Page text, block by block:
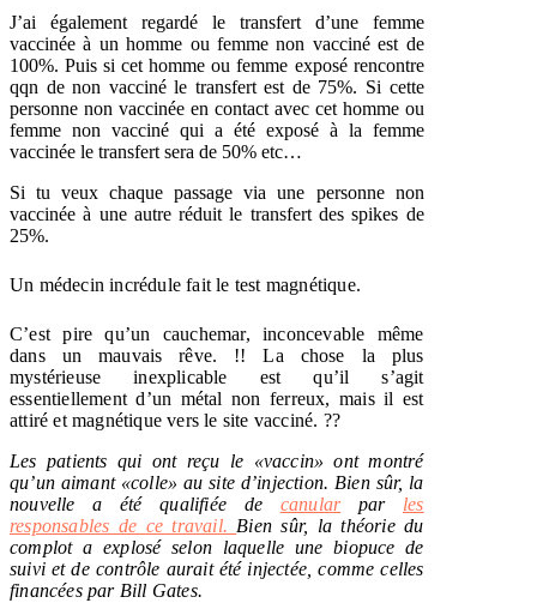
J’ai également regardé le transfert d’une femme
vaccinée à un homme ou femme non vacciné est de
100%. Puis si cet homme ou femme exposé rencontre
qqn de non vacciné le transfert est de 75%. Si cette
personne non vaccinée en contact avec cet homme ou
femme non vacciné qui a été exposé à la femme
vaccinée le transfert sera de 50% etc…
Si tu veux chaque passage via une personne non
vaccinée à une autre réduit le transfert des spikes de
25%.
Un médecin incrédule fait le test magnétique.
C’est pire qu’un cauchemar, inconcevable même
dans un mauvais rêve. !! La chose la plus
mystérieuse inexplicable est qu’il s’agit
essentiellement d’un métal non ferreux, mais il est
attiré et magnétique vers le site vacciné. ??
Les patients qui ont reçu le «vaccin» ont montré
qu’un aimant «colle» au site d’injection. Bien sûr, la
nouvelle a été qualifiée de canularpar les
responsables de ce travail. Bien sûr, la théorie du
complot a explosé selon laquelle une biopuce de
suivi et de contrôle aurait été injectée, comme celles
financées par Bill Gates.